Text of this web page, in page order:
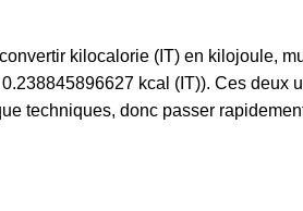
kilocalorie (IT) en kilojoule,
kcal (IT)). Ces deux
techniques, donc passer